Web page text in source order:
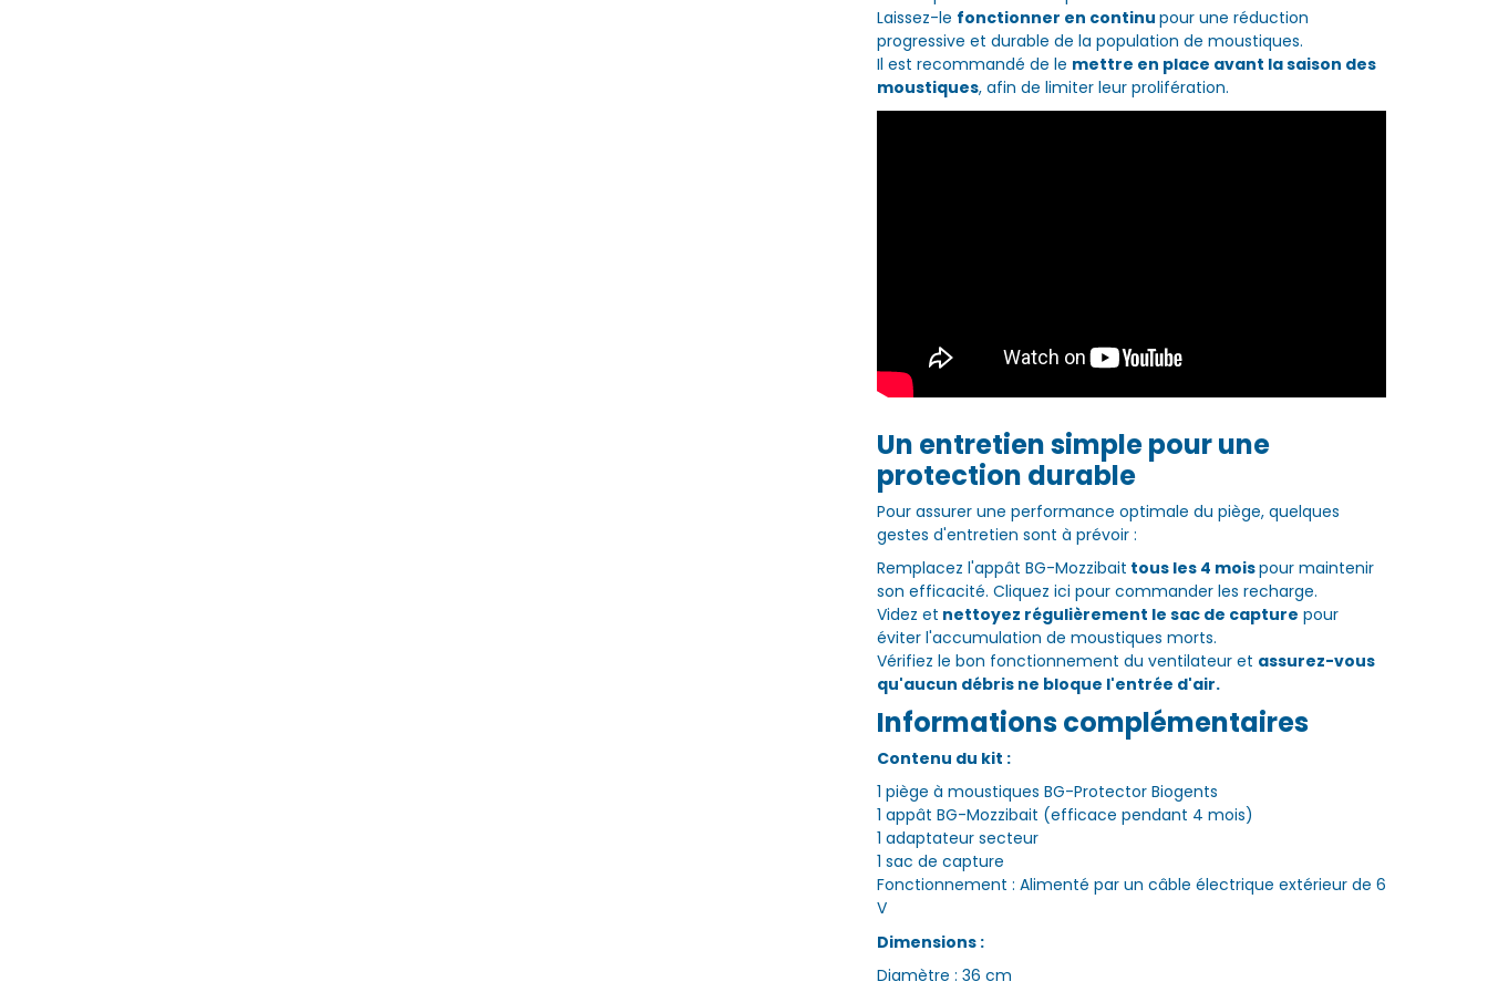
Laissez-le fonctionner en continu pour une réduction
progressive et durable de la population de moustiques.
Il est recommandé de le mettre en place avant la saison des
moustiques, afin de limiter leur prolifération.
Un entretien simple pour une
protection durable
Pour assurer une performance optimale du piège, quelques
gestes d'entretien sont à prévoir :
Remplacez l'appât BG-Mozzibait tous les 4 moispour maintenir
son efficacité. Cliquez ici pour commander les recharge.
Videz et nettoyez régulièrement le sac de capture pour
éviter l'accumulation de moustiques morts.
Vérifiez le bon fonctionnement du ventilateur et assurez-vous
qu'aucun débris ne bloque l'entrée d'air.
Informations complémentaires
Contenu du kit :
1 piège à moustiques BG-Protector Biogents
1 appât BG-Mozzibait (efficace pendant 4 mois)
1 adaptateur secteur
1 sac de capture
Fonctionnement : Alimenté par un câble électrique extérieur de 6
V
Dimensions :
Diamètre : 36 cm